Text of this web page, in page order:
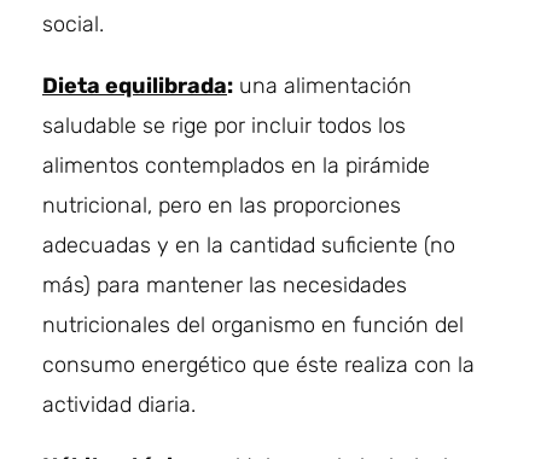
social.
Dieta equilibrada: una alimentación
saludable se rige por incluir todos los
alimentos contemplados en la pirámide
nutricional, pero en las proporciones
adecuadas y en la cantidad suficiente (no
más) para mantener las necesidades
nutricionales del organismo en función del
consumo energético que éste realiza con la
actividad diaria.